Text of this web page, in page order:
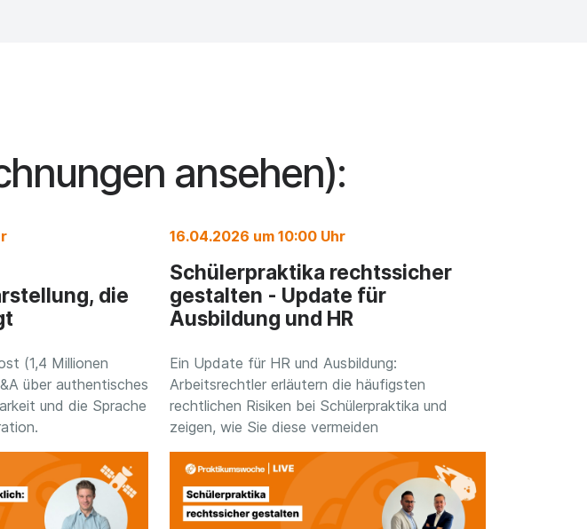
ansehen):
die
(1,4 Millionen
über authentisches
und die Sprache
16.04.2026 um 10:00 Uhr
Schülerpraktika rechtssicher
gestalten - Update für
Ausbildung und HR
Ein Update für HR und Ausbildung:
Arbeitsrechtler erläutern die häufigsten
rechtlichen Risiken bei Schülerpraktika und
zeigen, wie Sie diese vermeiden